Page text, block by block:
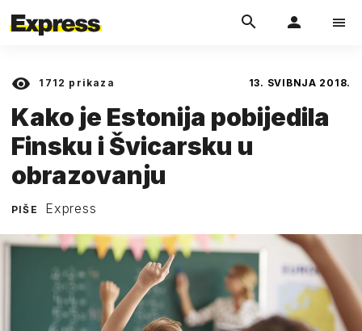
1712 prikaza 13. SVIBNJA 2018.
Kako je Estonija pobijedila
Finsku i Švicarsku u
obrazovanju
PIŠE Express